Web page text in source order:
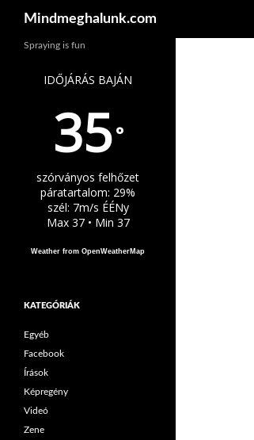
Mindmeghalunk.com
Spraying is fun
IDŐJÁRÁS BAJÁN
35°
szórványos felhőzet
páratartalom: 29%
szél: 7m/s ÉÉNy
Max 37 • Min 37
Weather from OpenWeatherMap
KATEGÓRIÁK
Egyéb
Facebook
Írások
Képregény
Videó
Zene